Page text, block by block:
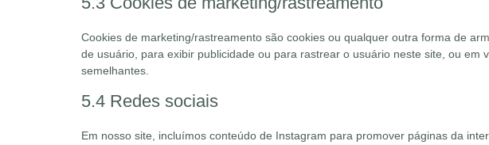
Cookies de marketing/rastreamento são cookies ou qualquer outra forma de
de usuário, para exibir publicidade ou para rastrear o usuário neste site, ou em
semelhantes.
5.4 Redes sociais
Em nosso site, incluímos conteúdo de Instagram para promover páginas da